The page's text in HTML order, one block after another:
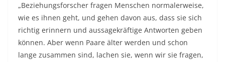
„Beziehungsforscher fragen Menschen normalerweise,
wie es ihnen geht, und gehen davon aus, dass sie sich
richtig erinnern und aussagekräftige Antworten geben
können. Aber wenn Paare älter werden und schon
lange zusammen sind, lachen sie, wenn wir sie fragen,